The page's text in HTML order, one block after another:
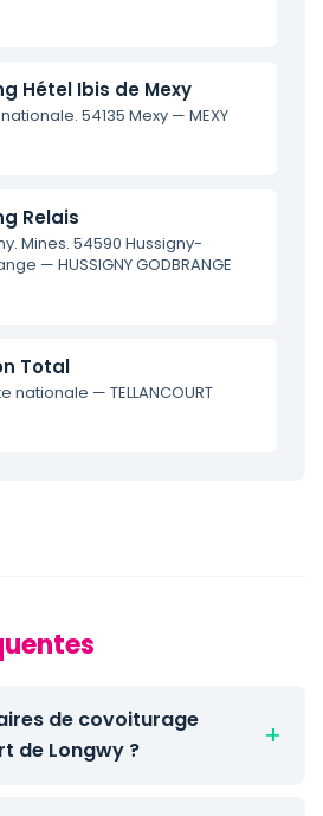
Hétel Ibis de Mexy
54135 Mexy — MEXY
Relais
Mines. 54590 Hussigny-
— HUSSIGNY GODBRANGE
Total
nationale — TELLANCOURT
de covoiturage
de Longwy ?